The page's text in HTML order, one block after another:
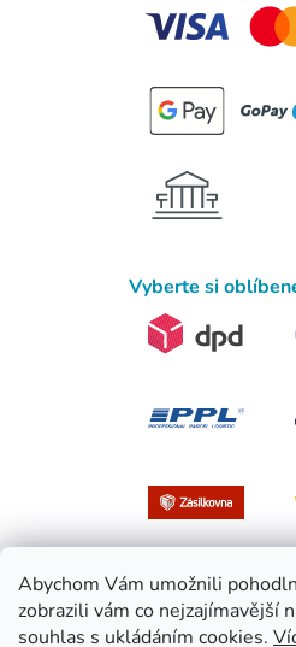
Abychom Vám umožnili
zobrazili vám co nejzajímavější
souhlas s ukládáním cookies.
Vyberte si